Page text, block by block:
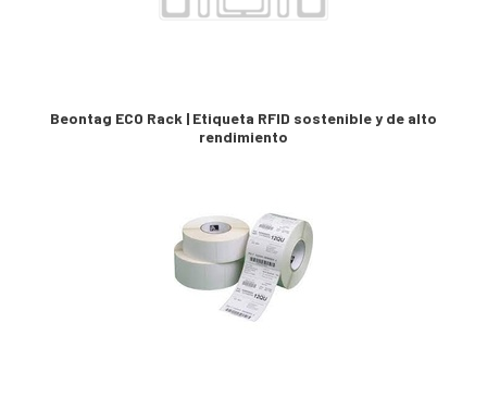
Beontag ECO Rack | Etiqueta RFID sostenible y de alto
rendimiento